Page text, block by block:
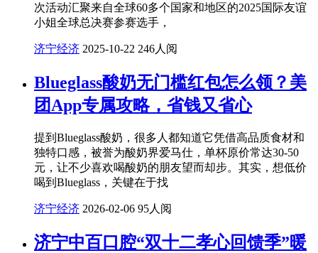
次活动汇聚来自全球60多个国家和地区的2025国际友谊
小姐全球总决赛参赛选手，
济宁经济 2025-10-22 246人阅
Blueglass酸奶无门槛红包怎么领？美
团App专属攻略，省钱又省心
提到Blueglass酸奶，很多人都知道它凭借高品质食材和
独特口感，被誉为酸奶界爱马仕，单杯原价常达30-50
元，让不少喜欢喝酸奶的朋友望而却步。其实，想低价
喝到Blueglass，关键在于找
济宁经济 2026-02-06 95人阅
济宁中百口腔“双十二孝心回馈季”暖